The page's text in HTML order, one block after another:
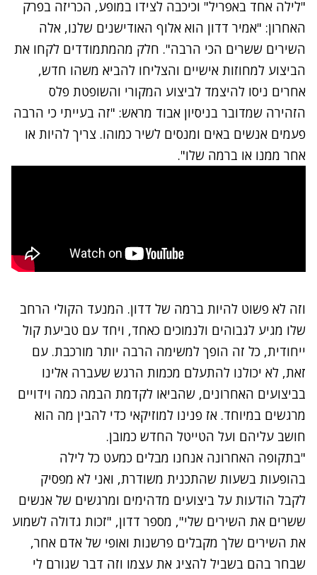
"לילה אחד באפריל" וכיכבה לצידו במופע, הכריזה בפרק
האחרון: "אמיר דדון הוא אלוף האודישנים שלנו, אלה
השירים ששרים הכי הרבה". חלק מהמתמודדים לקחו את
הביצוע למחוזות אישיים והצליחו להביא משהו חדש,
אחרים ניסו להיצמד לביצוע המקורי והשופטת פלס
הזהירה שמדובר בניסיון אבוד מראש: "זה בעייתי כי הרבה
פעמים אנשים באים ומנסים לשיר כמוהו. צריך להיות או
אחר ממנו או ברמה שלו".
וזה לא פשוט להיות ברמה של דדון. המנעד הקולי הרחב
שלו מגיע לגבוהים ולנמוכים כאחד, ויחד עם טביעת קול
ייחודית, כל זה הופך למשימה הרבה יותר מורכבת. עם
זאת, לא יכולנו להתעלם מכמות הרגש שעברה אלינו
בביצועים האחרונים, שהביאו לקדמת הבמה כמה וידויים
מרגשים במיוחד. אז פנינו למוזיקאי כדי להבין מה הוא
חושב עליהם ועל הטייטל החדש כמובן.
"בתקופה האחרונה אנחנו מבלים כמעט כל לילה
בהופעות בשעות שהתכנית משודרת, ואני לא מפסיק
לקבל הודעות על ביצועים מדהימים ומרגשים של אנשים
ששרים את השירים שלי", מספר דדון, "זכות גדולה לשמוע
את השירים שלך מקבלים פרשנות ואופי של אדם אחר,
שבחר בהם בשביל להציג את עצמו וזה דבר שגורם לי